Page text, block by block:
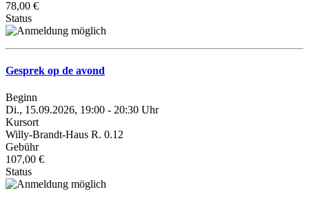
78,00 €
Status
Gesprek op de avond
Beginn
Di., 15.09.2026, 19:00 - 20:30 Uhr
Kursort
Willy-Brandt-Haus R. 0.12
Gebühr
107,00 €
Status